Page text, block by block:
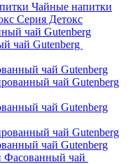
Чайные напитки
Серия Детокс
чай Gutenberg
чай Gutenberg
чай Gutenberg
чай Gutenberg
Фасованный чай